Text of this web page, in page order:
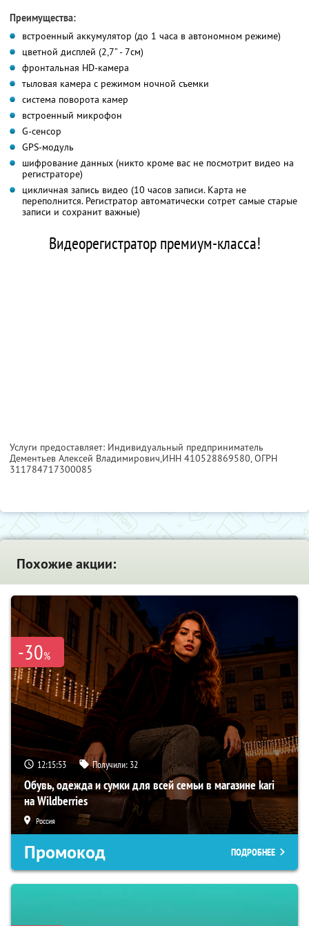
Преимущества:
встроенный аккумулятор (до 1 часа в автономном режиме)
цветной дисплей (2,7” - 7см)
фронтальная HD-камера
тыловая камера с режимом ночной съемки
система поворота камер
встроенный микрофон
G-сенсор
GPS-модуль
шифрование данных (никто кроме вас не посмотрит видео на
регистраторе)
цикличная запись видео (10 часов записи. Карта не
переполнится. Регистратор автоматически сотрет самые старые
записи и сохранит важные)
Видеорегистратор премиум-класса!
Услуги предоставляет: Индивидуальный предприниматель
Дементьев Алексей Владимирович,ИНН 410528869580, ОГРН
311784717300085
Похожие акции:
-30%
12:15:52 Получили: 32
Обувь, одежда и сумки для всей семьи в магазине kari
на Wildberries
Россия
Промокод ПОДРОБНЕЕ